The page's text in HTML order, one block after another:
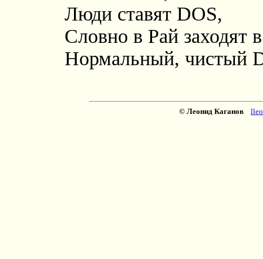
Люди ставят DOS,
Словно в Рай заходят
Нормальный, чистый
© Леонид Каганов